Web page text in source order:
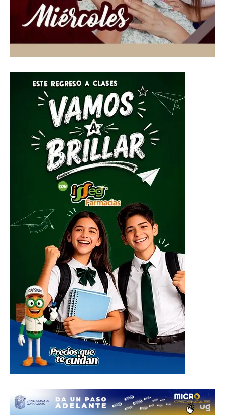
Ante esta situación de emergencia humanitaria, el
Gobierno de la Gente, a través del Voluntariado de la
Gente, habilitó centros de acopio del 1 al 10 de julio en
el Parque Guanajuato Bicentenario, las oficinas del
Sistema DIF Estatal y las instalaciones de los 46
Por su parte, el Director General del Sistema DIF Estatal
Guanajuato, José Alfonso Borja Pimentel, explicó que se
estarán recibiendo alimentos no perecederos, artículos
de higiene personal, insumos de limpieza y
herramientas, mismos que serán clasificados y
embalados para su posterior entrega al Sistema
Nacional DIF, instancia encargada de coordinar el envío
del apoyo humanitario.
ADVERTISEMENT
El centro de acopio principal estará ubicado en el
Parque Guanajuato Bicentenario, localizado en la
carretera de cuota kilómetro 3.8, comunidad Los
Rodríguez, en el municipio de Silao; además de las
oficinas del Sistema DIF Estatal Guanajuato ubicadas en
Paseo de la Presa # 89-A, Zona Centro, en la ciudad de
Guanajuato; así como en las instalaciones de los 46
Sistemas DIF Municipales del estado, donde las
donaciones podrán entregarse del 1 al 10 de julio, en un
¿Qué se puede donar?